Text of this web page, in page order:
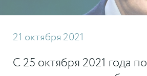
21 октября 2021
С 25 октября 2021 года